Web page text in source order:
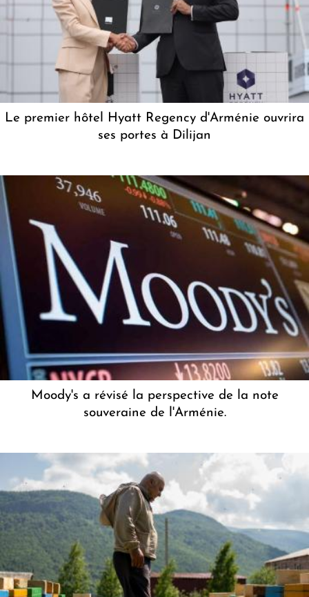
Le premier hôtel Hyatt Regency d'Arménie ouvrira
ses portes à Dilijan
Moody's a révisé la perspective de la note
souveraine de l'Arménie.